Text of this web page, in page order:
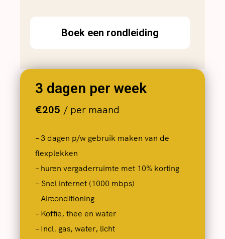
Boek een rondleiding
3 dagen per week
€205 / per maand
– 3 dagen p/w gebruik maken van de
flexplekken
– huren vergaderruimte met 10% korting
– Snel internet (1000 mbps)
– Airconditioning
– Koffie, thee en water
– Incl. gas, water, licht